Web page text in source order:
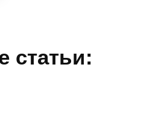
статьи: